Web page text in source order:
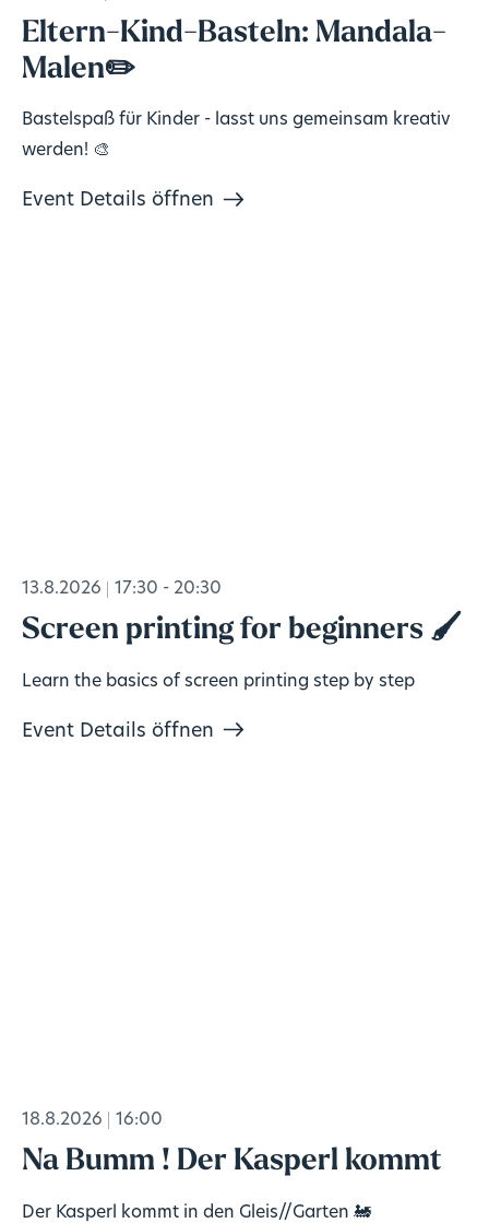
Eltern-Kind-Basteln: Mandala-
Malen✏️
Bastelspaß für Kinder - lasst uns gemeinsam kreativ
werden! 🎨
Event Details öffnen
13.8.2026 17:30 - 20:30
Screen printing for beginners 🖌️
Learn the basics of screen printing step by step
Event Details öffnen
18.8.2026 16:00
Na Bumm ! Der Kasperl kommt
Der Kasperl kommt in den Gleis//Garten 🚂